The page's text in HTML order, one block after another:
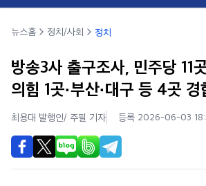
뉴스홈 정치/사회 정치
방송3사 출구조사, 민주당 11
의힘 1곳·부산·대구 등 4곳 경
최용대 발행인/ 주필 기자 등록 2026-06-03